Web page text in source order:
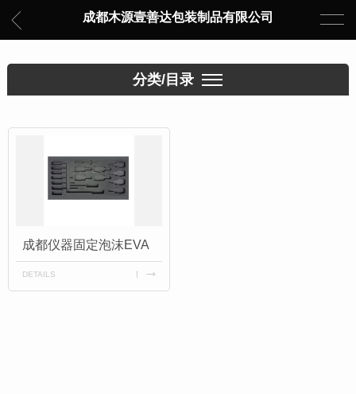
成都木源壹善达包装制品有限公司
分类/目录
成都仪器固定泡沫EVA
DETAILS